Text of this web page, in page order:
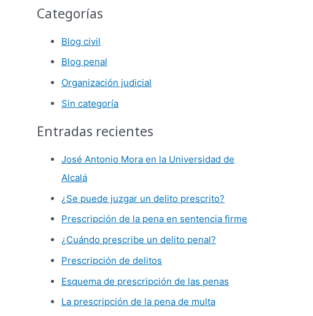
Categorías
Blog civil
Blog penal
Organización judicial
Sin categoría
Entradas recientes
José Antonio Mora en la Universidad de
Alcalá
¿Se puede juzgar un delito prescrito?
Prescripción de la pena en sentencia firme
¿Cuándo prescribe un delito penal?
Prescripción de delitos
Esquema de prescripción de las penas
La prescripción de la pena de multa